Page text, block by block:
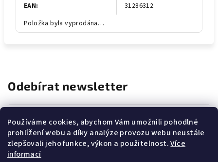
Používáme cookies, abychom Vám umožnili pohodlné
prohlížení webu a díky analýze provozu webu neustále
zlepšovali jeho funkce, výkon a použitelnost.Více
informací
EAN:
31286312
Položka byla vyprodána…
Odebírat newsletter
Vložením e-mailu souhlasíte spodmínkami ochrany osobních
údajů